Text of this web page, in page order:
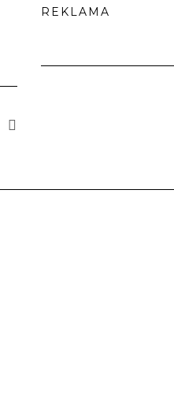
REKLAMA